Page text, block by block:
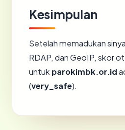
Kesimpulan
Setelah memadukan
RDAP, dan GeoIP, skor
untuk parokimbk.or.id
(very_safe).